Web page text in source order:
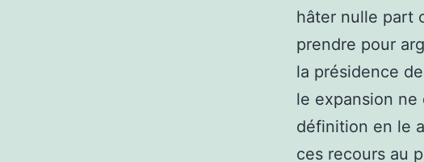
hâter nulle part
prendre pour
la présidence
le expansion
définition en le
ces recours au